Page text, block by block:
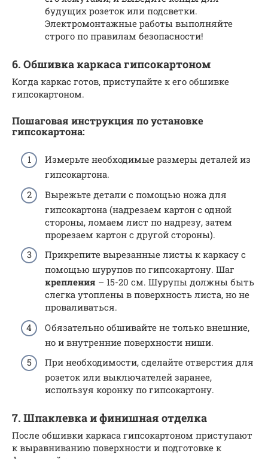
будущих розеток или подсветки.
Электромонтажные работы выполняйте
строго по правилам безопасности!
6. Обшивка каркаса гипсокартоном
Когда каркас готов, приступайте к его обшивке
гипсокартоном.
Пошаговая инструкция поустановке
гипсокартона:
Измерьте необходимые размеры деталей из
гипсокартона.
Вырежьте детали с помощью ножа для
гипсокартона (надрезаем картон с одной
стороны, ломаем лист по надрезу, затем
прорезаем картон с другой стороны).
Прикрепите вырезанные листы к каркасу с
помощью шурупов по гипсокартону. Шаг
крепления – 15-20 см. Шурупы должны быть
слегка утоплены в поверхность листа, но не
проваливаться.
Обязательно обшивайте не только внешние,
но и внутренние поверхности ниши.
При необходимости, сделайте отверстия для
розеток или выключателей заранее,
используя коронку по гипсокартону.
7. Шпаклевка и финишная отделка
После обшивки каркаса гипсокартоном приступают
к выравниванию поверхности и подготовке к